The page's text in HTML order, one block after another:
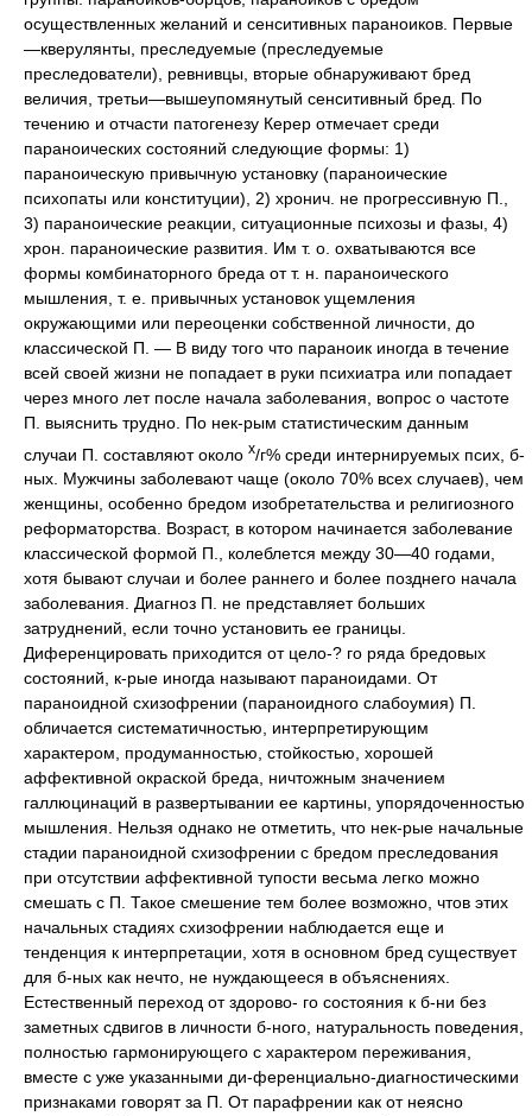
осуществленных желаний и сенситивных параноиков. Первые
—кверулянты, преследуемые (преследуемые
преследователи), ревнивцы, вторые обнаруживают бред
величия, третьи—вышеупомянутый сенситивный бред. По
течению и отчасти патогенезу Керер отмечает среди
параноических состояний следующие формы: 1)
параноическую привычную установку (параноические
психопаты или конституции), 2) хронич. не прогрессивную П.,
3) параноические реакции, ситуационные психозы и фазы, 4)
хрон. параноические развития. Им т. о. охватываются все
формы комбинаторного бреда от т. н. параноического
мышления, т. е. привычных установок ущемления
окружающими или переоценки собственной личности, до
классической П. — В виду того что параноик иногда в течение
всей своей жизни не попадает в руки психиатра или попадает
через много лет после начала заболевания, вопрос о частоте
П. выяснить трудно. По нек-рым статистическим данным
случаи П. составляют около х/г% среди интернируемых псих, б-
ных. Мужчины заболевают чаще (около 70% всех случаев), чем
женщины, особенно бредом изобретательства и религиозного
реформаторства. Возраст, в котором начинается заболевание
классической формой П., колеблется между 30—40 годами,
хотя бывают случаи и более раннего и более позднего начала
заболевания. Диагноз П. не представляет больших
затруднений, если точно установить ее границы.
Диференцировать приходится от цело-? го ряда бредовых
состояний, к-рые иногда называют параноидами. От
параноидной схизофрении (параноидного слабоумия) П.
обличается систематичностью, интерпретирующим
характером, продуманностью, стойкостью, хорошей
аффективной окраской бреда, ничтожным значением
галлюцинаций в развертывании ее картины, упорядоченностью
мышления. Нельзя однако не отметить, что нек-рые начальные
стадии параноидной схизофрении с бредом преследования
при отсутствии аффективной тупости весьма легко можно
смешать с П. Такое смешение тем более возможно, чтов этих
начальных стадиях схизофрении наблюдается еще и
тенденция к интерпретации, хотя в основном бред существует
для б-ных как нечто, не нуждающееся в объяснениях.
Естественный переход от здорово- го состояния к б-ни без
заметных сдвигов в личности б-ного, натуральность поведения,
полностью гармонирующего с характером переживания,
вместе с уже указанными ди-ференциально-диагностическими
признаками говорят за П. От парафрении как от неясно